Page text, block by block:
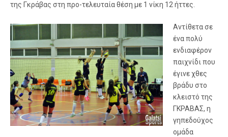
της Γκράβας στη προ-τελευταία θέση με 1 νίκη 12 ήττες.
Αντίθετα σε
ένα πολύ
ενδιαφέρον
παιχνίδι που
έγινε χθες
βράδυ στο
κλειστό της
ΓΚΡΑΒΑΣ, η
γηπεδούχος
ομάδα